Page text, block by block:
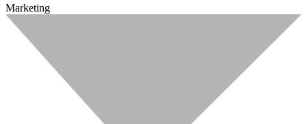
Marketing